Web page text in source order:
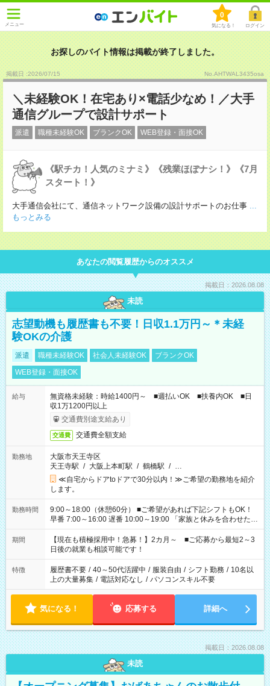
メニュー
0
気になる！ ログイン
お探しのバイト情報は掲載が終了しました。
掲載日 :2026/07/15 No.AHTWAL3435osa
＼未経験OK！在宅あり×電話少なめ！／大手
通信グループで設計サポート
派遣 職種未経験OK ブランクOK WEB登録・面接OK
《駅チカ！人気のミナミ》《残業ほぼナシ！》《7月
スタート！》
大手通信会社にて、通信ネットワーク設備の設計サポートのお仕事 ...
もっとみる
あなたの閲覧履歴からのオススメ
掲載日：2026.08.08
未読
志望動機も履歴書も不要！日収1.1万円～＊未経
験OKの介護
派遣 職種未経験OK 社会人未経験OK
ブランクOK
WEB登録・面接OK
給与
無資格未経験：時給1400円～ ■週払いOK ■扶養内OK ■日
収1万1200円以上
交通費別途支給あり
交通費 交通費全額支給
勤務地
大阪市天王寺区
天王寺駅 / 大阪上本町駅 / 鶴橋駅 / …
≪自宅からドアtoドアで30分以内！≫ご希望の勤務地を紹介
します。
勤務時間
9:00～18:00（休憩60分） ■ご希望があれば下記シフトもOK！
早番 7:00～16:00 遅番 10:00～19:00 「家族と休みを合わせた
い」 「余裕を持って夕飯の準備がしたい」 「できれば残業はし
たくない」 など、ご希望を教えてくださいね。 ※Wワーク希望
の方へ 今ご覧のお仕事で希望する勤務時間と、もう1つのお仕事
の勤務時間。 合計で週40時間を超える場合は応募できません。
期間
【現在も積極採用中！急募！】2カ月～ ■ご応募から最短2～3
日後の就業も相談可能です！
特徴 履歴書不要 / 40～50代活躍中 / 服装自由 / シフト勤務 / 10名以
上の大量募集 / 電話対応なし / パソコンスキル不要
気になる！ 応募する 詳細へ
掲載日：2026.08.08
未読